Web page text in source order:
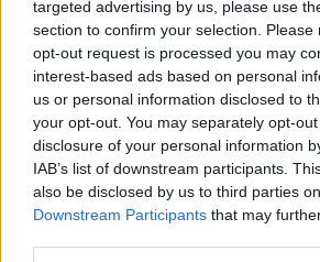
targeted advertising by us, please use
section to confirm your selection.
opt-out request is processed you may
interest-based ads based on personal
us or personal information disclosed to
your opt-out. You may separately opt-
disclosure of your personal information
IAB’s list of downstream participants.
also be disclosed by us to third parties
Downstream Participants that may
residentes”.
La atención integral y
especializados para ancianos
una necesidad creciente, sino
redefine el concepto de
vejez. Es un modelo que
miso con la dignidad y el